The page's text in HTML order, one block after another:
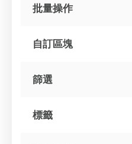
批量操作
自訂區塊
篩選
標籤